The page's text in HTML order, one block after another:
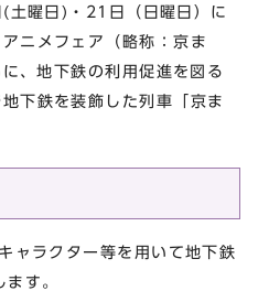
土曜日)・21日（日曜日）に
ニメフェア（略称：京ま
、地下鉄の利用促進を図る
下鉄を装飾した列車「京ま
ャラクター等を用いて地下鉄
す。